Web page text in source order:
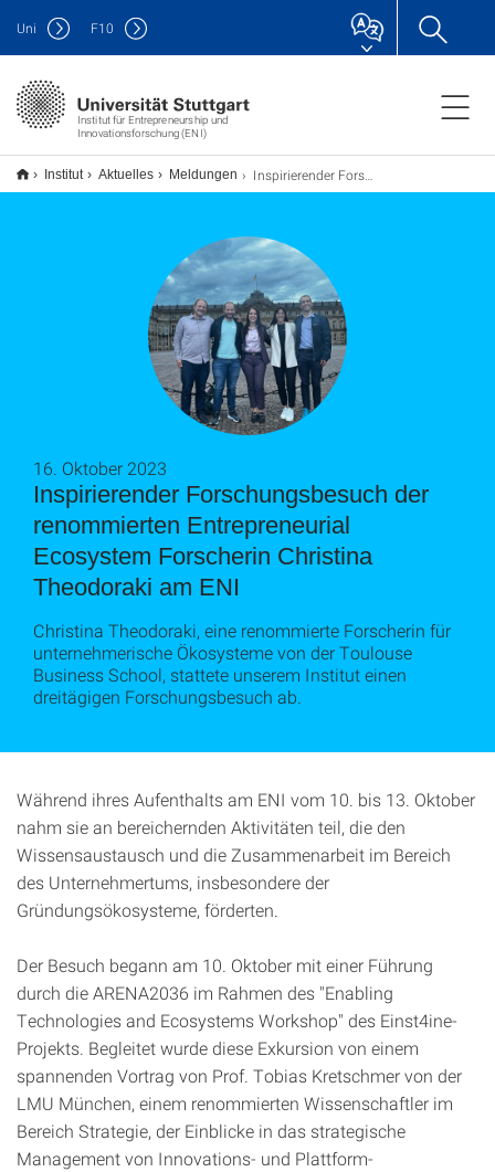
Institut für Entrepreneurship und
Innovationsforschung (ENI)
Uni F10
Institut Aktuelles Meldungen Inspirierender Forschungsbesuch der renommierten Entrepreneurial Ecosystem Forscherin Christina Theodoraki am ENI
Inspirierender Forschungsbesuch der
renommierten Entrepreneurial
Ecosystem Forscherin Christina
Theodoraki am ENI
16. Oktober 2023
Christina Theodoraki, eine renommierte Forscherin für
unternehmerische Ökosysteme von der Toulouse
Business School, stattete unserem Institut einen
dreitägigen Forschungsbesuch ab.
Während ihres Aufenthalts am ENI vom 10. bis 13. Oktober
nahm sie an bereichernden Aktivitäten teil, die den
Wissensaustausch und die Zusammenarbeit im Bereich
des Unternehmertums, insbesondere der
Gründungsökosysteme, förderten.
Der Besuch begann am 10. Oktober mit einer Führung
durch die ARENA2036 im Rahmen des "Enabling
Technologies and Ecosystems Workshop" des Einst4ine-
Projekts. Begleitet wurde diese Exkursion von einem
spannenden Vortrag von Prof. Tobias Kretschmer von der
LMU München, einem renommierten Wissenschaftler im
Bereich Strategie, der Einblicke in das strategische
Management von Innovations- und Plattform-